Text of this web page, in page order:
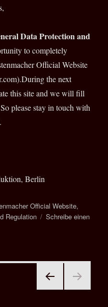
Data Protection and
to completely
Official Website
the next
this site and we will fill
please stay in touch with
Berlin
Official Website,
Regulation
Schreibe einen